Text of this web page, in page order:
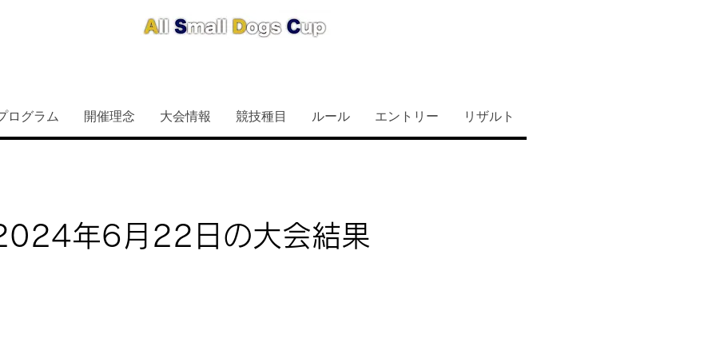
ログラム 開催理念 大会情報 競技種目 ルール エントリー リザルト
年6月22日の大会結果